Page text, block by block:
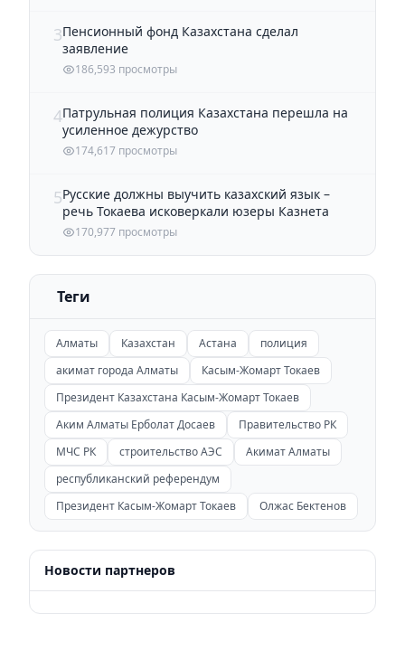
3Пенсионный фонд Казахстана сделал
заявление
186,593 просмотры
4Патрульная полиция Казахстана перешла на
усиленное дежурство
174,617 просмотры
5Русские должны выучить казахский язык –
речь Токаева исковеркали юзеры Казнета
170,977 просмотры
Теги
Алматы Казахстан Астана
полиция
акимат города Алматы
Касым-Жомарт Токаев
Президент Казахстана Касым-Жомарт Токаев
Аким Алматы Ерболат Досаев
Правительство РК
МЧС РК
строительство АЭС
Акимат Алматы
республиканский референдум
Президент Касым-Жомарт Токаев
Олжас Бектенов
Новости партнеров